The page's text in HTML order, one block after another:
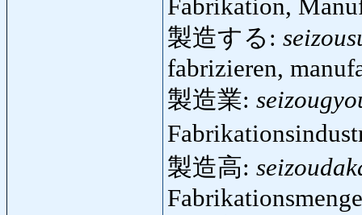
Fabrikation,
製造する:
fabrizieren,
製造業:
製造高: